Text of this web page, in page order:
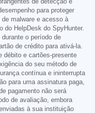
de detecção e
para proteger
malware e acesso à
do HelpDesk do SpyHunter.
o período de
de crédito para ativá-la.
débito e cartões-presente
do seu método de
contínua e ininterrupta
para uma assinatura paga,
pagamento não será
de avaliação, embora
à sua instituição